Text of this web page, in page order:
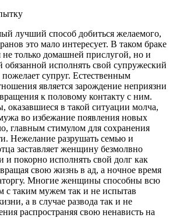
лучший способ добиться желаемого,
это мало интересует. В таком браке
только домашней прислугой, но и
обязанной исполнять свой супружеский
пожелает супруг. Естественным
является зарождение неприязни
к половому контакту с ним.
в такой ситуации молча,
во избежание появления новых
главным стимулом для сохранения
Нежелание разрушать семью и
заставляет женщину безмолвно
и покорно исполнять свой долг как
свою жизнь в ад, а ночное время
Многие женщины способны всю
с таким мужем так и не испытав
а в случае развода так и не
распространяя свою ненависть на